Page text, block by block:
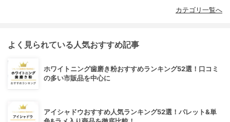
カテゴリ一覧へ
よく見られている人気おすすめ記事
ホワイトニング歯磨き粉おすすめランキング52選！口コミ
の多い市販品を中心に
アイシャドウおすすめ人気ランキング52選！パレット&単